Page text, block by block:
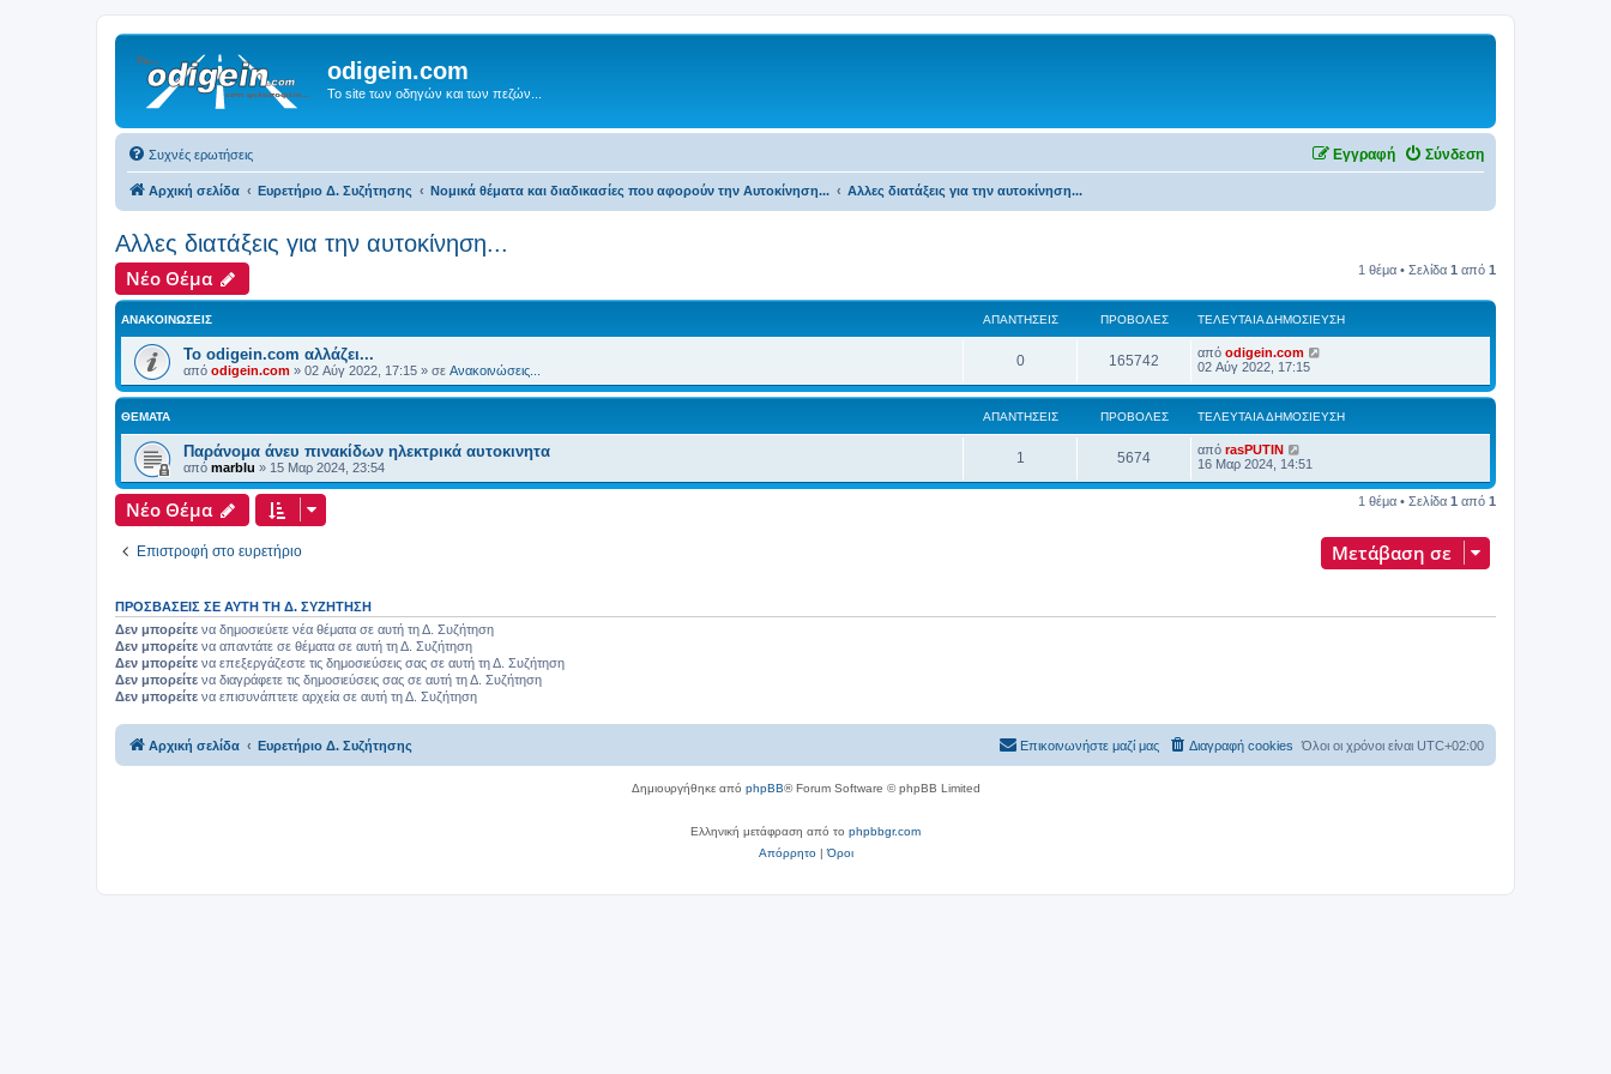
odigein.com
Το site των οδηγών και των πεζών...
Συχνές ερωτήσεις Σύνδεση
Εγγραφή
Αρχική σελίδα Ευρετήριο Δ. Συζήτησης Νομικά θέματα και διαδικασίες που αφορούν την Αυτοκίνηση... Αλλες διατάξεις για την αυτοκίνηση...
Αλλες διατάξεις για την αυτοκίνηση...
Νέο Θέμα 1 θέμα • Σελίδα 1 από 1
ΑΝΑΚΟΙΝΏΣΕΙΣ ΑΠΑΝΤΉΣΕΙΣ ΠΡΟΒΟΛΈΣ ΤΕΛΕΥΤΑΊΑ ΔΗΜΟΣΊΕΥΣΗ
Το odigein.com αλλάζει...
από odigein.com » 02 Αύγ 2022, 17:15 » σε Ανακοινώσεις...
0 165742 από odigein.com
02 Αύγ 2022, 17:15
ΘΈΜΑΤΑ ΑΠΑΝΤΉΣΕΙΣ ΠΡΟΒΟΛΈΣ ΤΕΛΕΥΤΑΊΑ ΔΗΜΟΣΊΕΥΣΗ
Παράνομα άνευ πινακίδων ηλεκτρικά αυτοκινητα
από marblu » 15 Μαρ 2024, 23:54
1 5674 από rasPUTIN
16 Μαρ 2024, 14:51
Νέο Θέμα 1 θέμα • Σελίδα 1 από 1
Επιστροφή στο ευρετήριο Μετάβαση σε
ΠΡΟΣΒΆΣΕΙΣ ΣΕ ΑΥΤΉ ΤΗ Δ. ΣΥΖΉΤΗΣΗ
Δεν μπορείτε να δημοσιεύετε νέα θέματα σε αυτή τη Δ. Συζήτηση
Δεν μπορείτε να απαντάτε σε θέματα σε αυτή τη Δ. Συζήτηση
Δεν μπορείτε να επεξεργάζεστε τις δημοσιεύσεις σας σε αυτή τη Δ. Συζήτηση
Δεν μπορείτε να διαγράφετε τις δημοσιεύσεις σας σε αυτή τη Δ. Συζήτηση
Δεν μπορείτε να επισυνάπτετε αρχεία σε αυτή τη Δ. Συζήτηση
Αρχική σελίδα Ευρετήριο Δ. Συζήτησης Όλοι οι χρόνοι είναι UTC+02:00
Διαγραφή cookies
Επικοινωνήστε μαζί μας
Δημιουργήθηκε από phpBB® Forum Software © phpBB Limited
Ελληνική μετάφραση από το phpbbgr.com
Απόρρητο|Όροι